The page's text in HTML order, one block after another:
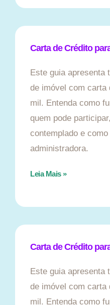
Carta de Crédito
Este guia apresenta
de imóvel com carta
mil. Entenda como
quem pode
contemplado e
administradora.
Leia Mais »
Carta de Crédito
Este guia apresenta
de imóvel com carta
mil. Entenda como